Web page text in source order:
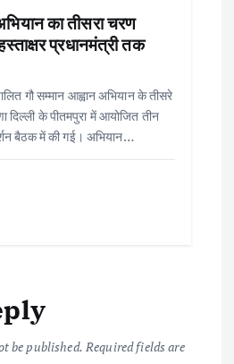
का तीसरा चरण
प्रधानमंत्री तक
गौ सम्मान आह्वान अभियान के तीसरे
दिल्ली के पीतमपुरा में आयोजित तीन
बैठक में की गई। अभियान…
be published. Required fields are